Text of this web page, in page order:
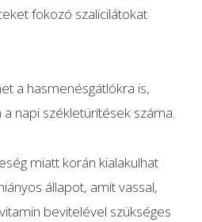
fokozó szalicilátokat
a hasmenésgátlókra is,
napi székletürítések száma.
miatt korán kialakulhat
állapot, amit vassal,
bevitelével szükséges